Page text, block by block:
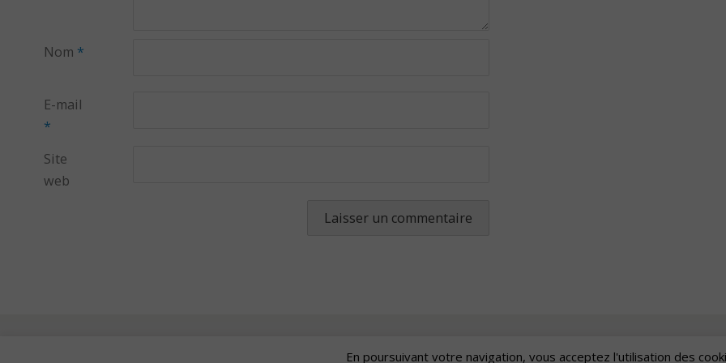
Nom *
E-mail
*
Site
web
En poursuivant votre navigation, vous acceptez l'utilisation des